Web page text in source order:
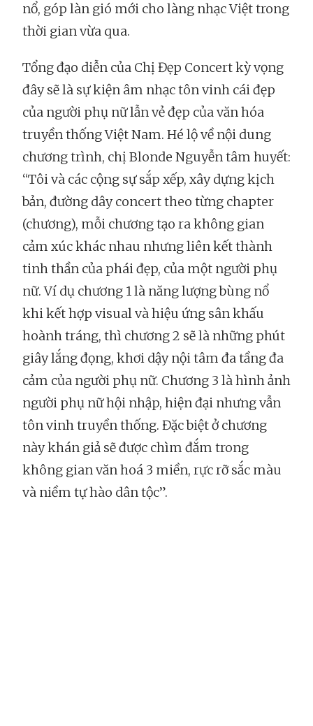
nổ, góp làn gió mới cho làng nhạc Việt trong
thời gian vừa qua.
Tổng đạo diễn của Chị Đẹp Concert kỳ vọng
đây sẽ là sự kiện âm nhạc tôn vinh cái đẹp
của người phụ nữ lẫn vẻ đẹp của văn hóa
truyền thống Việt Nam. Hé lộ về nội dung
chương trình, chị Blonde Nguyễn tâm huyết:
“Tôi và các cộng sự sắp xếp, xây dựng kịch
bản, đường dây concert theo từng chapter
(chương), mỗi chương tạo ra không gian
cảm xúc khác nhau nhưng liên kết thành
tinh thần của phái đẹp, của một người phụ
nữ. Ví dụ chương 1 là năng lượng bùng nổ
khi kết hợp visual và hiệu ứng sân khấu
hoành tráng, thì chương 2 sẽ là những phút
giây lắng đọng, khơi dậy nội tâm đa tầng đa
cảm của người phụ nữ. Chương 3 là hình ảnh
người phụ nữ hội nhập, hiện đại nhưng vẫn
tôn vinh truyền thống. Đặc biệt ở chương
này khán giả sẽ được chìm đắm trong
không gian văn hoá 3 miền, rực rỡ sắc màu
và niềm tự hào dân tộc”.